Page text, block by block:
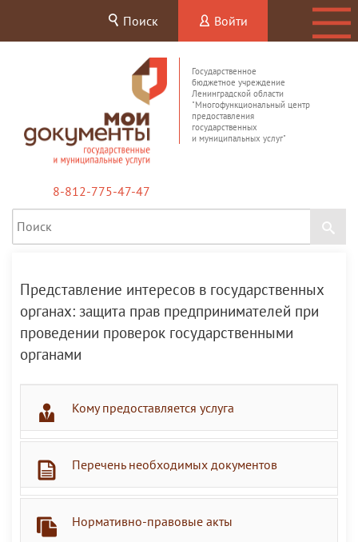
Поиск Войти
Государственное
бюджетное учреждение
Ленинградской области
"Многофункциональный центр
предоставления
государственных
и муниципальных услуг"
8-812-775-47-47
Представление интересов в государственных
органах: защита прав предпринимателей при
проведении проверок государственными
органами
Кому предоставляется услуга
Перечень необходимых документов
Нормативно-правовые акты